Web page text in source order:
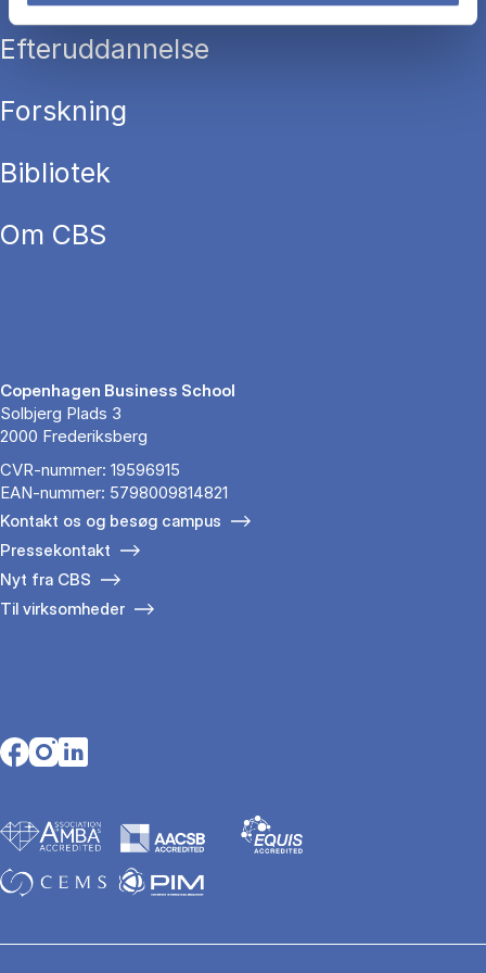
Efteruddannelse
Forskning
Bibliotek
Om CBS
Copenhagen Business School
Solbjerg Plads 3
2000 Frederiksberg
CVR-nummer: 19596915
EAN-nummer: 5798009814821
Kontakt os og besøg campus
Pressekontakt
Nyt fra CBS
Til virksomheder
Opens in a new tab
Opens in a new tab
Opens in a new tab